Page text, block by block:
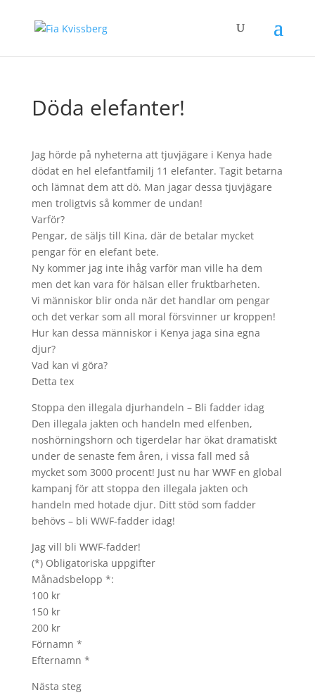
Döda elefanter!
Jag hörde på nyheterna att tjuvjägare i Kenya hade
dödat en hel elefantfamilj 11 elefanter. Tagit betarna
och lämnat dem att dö. Man jagar dessa tjuvjägare
men troligtvis så kommer de undan!
Varför?
Pengar, de säljs till Kina, där de betalar mycket
pengar för en elefant bete.
Ny kommer jag inte ihåg varför man ville ha dem
men det kan vara för hälsan eller fruktbarheten.
Vi människor blir onda när det handlar om pengar
och det verkar som all moral försvinner ur kroppen!
Hur kan dessa människor i Kenya jaga sina egna
djur?
Vad kan vi göra?
Detta tex
Stoppa den illegala djurhandeln – Bli fadder idag
Den illegala jakten och handeln med elfenben,
noshörningshorn och tigerdelar har ökat dramatiskt
under de senaste fem åren, i vissa fall med så
mycket som 3000 procent! Just nu har WWF en global
kampanj för att stoppa den illegala jakten och
handeln med hotade djur. Ditt stöd som fadder
behövs – bli WWF-fadder idag!
Jag vill bli WWF-fadder!
(*) Obligatoriska uppgifter
Månadsbelopp *:
100 kr
150 kr
200 kr
Förnamn *
Efternamn *
Nästa steg